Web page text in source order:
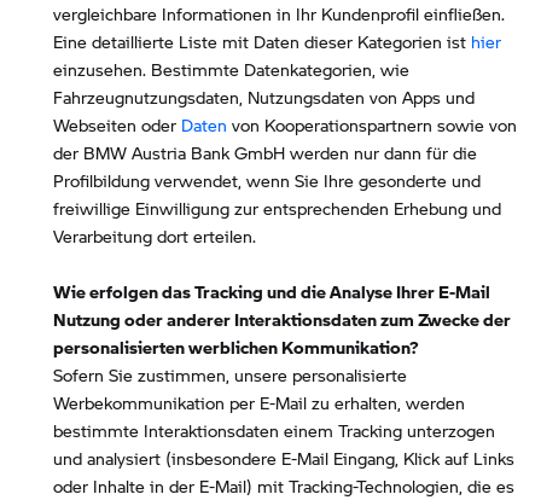
vergleichbare Informationen in Ihr Kundenprofil einfließen.
Eine detaillierte Liste mit Daten dieser Kategorien ist hier
einzusehen. Bestimmte Datenkategorien, wie
Fahrzeugnutzungsdaten, Nutzungsdaten von Apps und
Webseiten oder Daten von Kooperationspartnern sowie von
der BMW Austria Bank GmbH werden nur dann für die
Profilbildung verwendet, wenn Sie Ihre gesonderte und
freiwillige Einwilligung zur entsprechenden Erhebung und
Verarbeitung dort erteilen.
Wie erfolgen das Tracking und die Analyse Ihrer E-Mail
Nutzung oder anderer Interaktionsdaten zum Zwecke der
personalisierten werblichen Kommunikation?
Sofern Sie zustimmen, unsere personalisierte
Werbekommunikation per E-Mail zu erhalten, werden
bestimmte Interaktionsdaten einem Tracking unterzogen
und analysiert (insbesondere E-Mail Eingang, Klick auf Links
oder Inhalte in der E-Mail) mit Tracking-Technologien, die es